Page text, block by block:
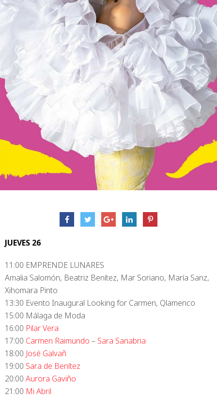
JUEVES 26
11:00 EMPRENDE LUNARES
Amalia Salomón, Beatriz Benítez, Mar Soriano, María Sanz,
Xihomara Pinto
13:30 Evento Inaugural Looking for Carmen, Qlamenco
15:00 Málaga de Moda
16:00 Pilar Vera
17:00 Carmen Raimundo – Sara Sanabria
18:00 José Galvañ
19:00 Sara de Benítez
20:00 Aurora Gaviño
21:00 Mi Abril